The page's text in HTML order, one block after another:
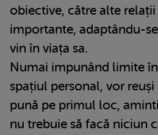
obiective, către alte
importante, adaptându-
vin în viața sa.
Numai impunând limite
spațiul personal, vor reuși
pună pe primul loc,
nu trebuie să facă niciun